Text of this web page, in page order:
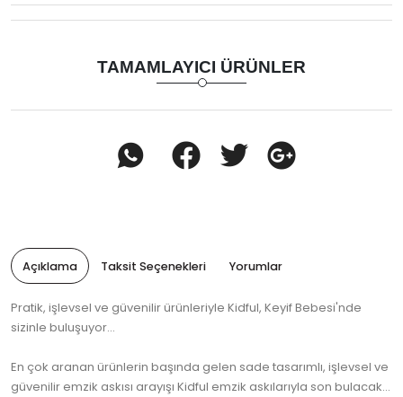
TAMAMLAYICI ÜRÜNLER
Açıklama Taksit Seçenekleri Yorumlar
Pratik, işlevsel ve güvenilir ürünleriyle Kidful, Keyif Bebesi'nde
sizinle buluşuyor...
En çok aranan ürünlerin başında gelen sade tasarımlı, işlevsel ve
güvenilir emzik askısı arayışı Kidful emzik askılarıyla son bulacak...